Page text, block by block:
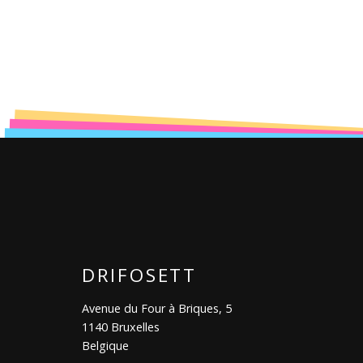
DRIFOSETT
Avenue du Four à Briques, 5
1140 Bruxelles
Belgique